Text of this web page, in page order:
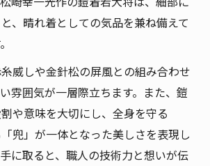
、晴れ着としての気品を兼ね備えて
威しや金針松の屏風との組み合わせ
雰囲気が一層際立ちます。また、鎧
や意味を大切にし、全身を守る
「兜」が一体となった美しさを表現し
に取ると、職人の技術力と想いが伝
購入はこちら
購入はこちら